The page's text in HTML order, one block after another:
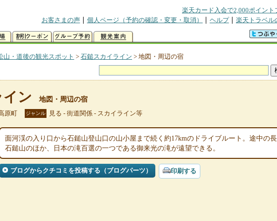
楽天カード入会で2,000ポイント
お客さまの声
個人ページ（予約の確認・変更・取消） ヘルプ 楽天トラベル
山・道後の観光スポット > 石鎚スカイライン > 地図・周辺の宿
ン 地図・周辺の宿
原町 ジャンル 見る - 街道関係 - スカイライン等
面河渓の入り口から石鎚山登山口の山小屋まで続く約17kmのドライブルート。途中の
石鎚山のほか、日本の滝百選の一つである御来光の滝が遠望できる。
ブログからクチコミを投稿する（ブログパーツ） 印刷する